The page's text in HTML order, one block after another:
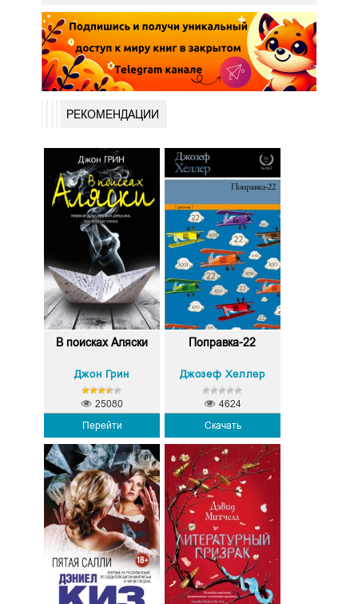
РЕКОМЕНДАЦИИ
В поисках Аляски
Джон Грин
Перейти
25080
Поправка-22
Джозеф Хеллер
Скачать
4624